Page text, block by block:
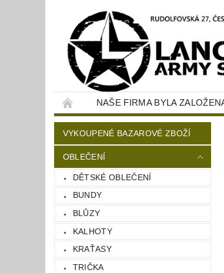
NAŠE FIRMA BYLA
KONTAKTY NAPIŠTE NÁM
VYKOUPENÉ BAZAROVÉ ZBOŽÍ
OBLEČENÍ
DĚTSKÉ OBLEČENÍ
BUNDY
BLŮZY
KALHOTY
KRAŤASY
TRIČKA